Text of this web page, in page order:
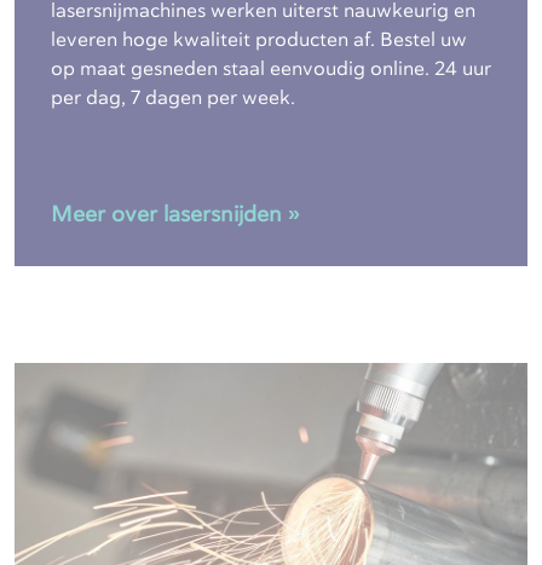
lasersnijmachines werken uiterst nauwkeurig en
leveren hoge kwaliteit producten af. Bestel uw
op maat gesneden staal eenvoudig online. 24 uur
per dag, 7 dagen per week.
Meer over lasersnijden »